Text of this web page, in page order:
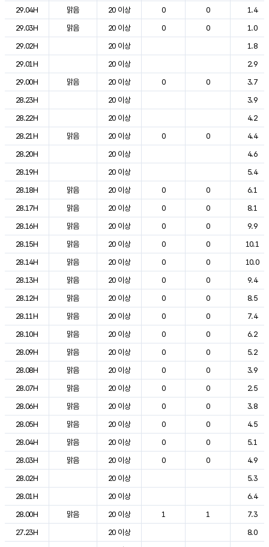
29.04H
맑음 20 이상 0 0
1.4
29.03H
맑음 20 이상 0 0
1.0
29.02H
20 이상
1.8
29.01H
20 이상
2.9
29.00H
맑음 20 이상 0 0
3.7
28.23H
20 이상
3.9
28.22H
20 이상
4.2
28.21H
맑음 20 이상 0 0
4.4
28.20H
20 이상
4.6
28.19H
20 이상
5.4
28.18H
맑음 20 이상 0 0
6.1
28.17H
맑음 20 이상 0 0
8.1
28.16H
맑음 20 이상 0 0
9.9
28.15H
맑음 20 이상 0 0
10.1
28.14H
맑음 20 이상 0 0
10.0
28.13H
맑음 20 이상 0 0
9.4
28.12H
맑음 20 이상 0 0
8.5
28.11H
맑음 20 이상 0 0
7.4
28.10H
맑음 20 이상 0 0
6.2
28.09H
맑음 20 이상 0 0
5.2
28.08H
맑음 20 이상 0 0
3.9
28.07H
맑음 20 이상 0 0
2.5
28.06H
맑음 20 이상 0 0
3.8
28.05H
맑음 20 이상 0 0
4.5
28.04H
맑음 20 이상 0 0
5.1
28.03H
맑음 20 이상 0 0
4.9
28.02H
20 이상
5.3
28.01H
20 이상
6.4
28.00H
맑음 20 이상 1 1
7.3
27.23H
20 이상
8.0